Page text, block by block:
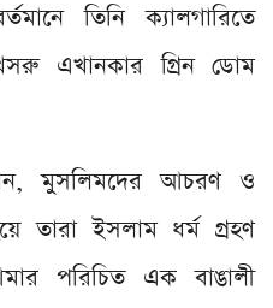
তিনি ক্যালগারিতে
এখানকার গ্রিন ডোম
মুসলিমদের আচরণ ও
তারা ইসলাম ধর্ম গ্রহণ
পরিচিত এক বাঙালী